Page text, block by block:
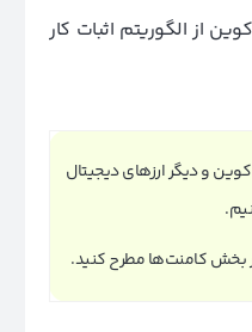
از الگوریتم اثبات کار
و دیگر ارزهای دیجیتال
بخش کامنت‌ها مطرح کنید.